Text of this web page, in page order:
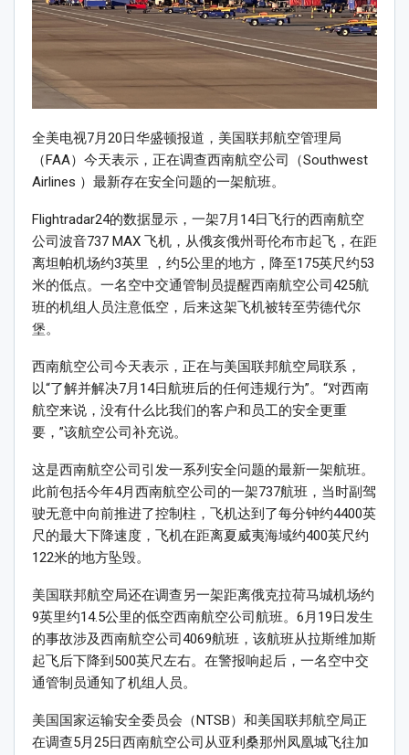
全美电视7月20日华盛顿报道，美国联邦航空管理局
（FAA）今天表示，正在调查西南航空公司（Southwest
Airlines ）最新存在安全问题的一架航班。
Flightradar24的数据显示，一架7月14日飞行的西南航空
公司波音737 MAX 飞机，从俄亥俄州哥伦布市起飞，在距
离坦帕机场约3英里 ，约5公里的地方，降至175英尺约53
米的低点。一名空中交通管制员提醒西南航空公司425航
班的机组人员注意低空，后来这架飞机被转至劳德代尔
堡。
西南航空公司今天表示，正在与美国联邦航空局联系，
以“了解并解决7月14日航班后的任何违规行为”。“对西南
航空来说，没有什么比我们的客户和员工的安全更重
要，”该航空公司补充说。
这是西南航空公司引发一系列安全问题的最新一架航班。
此前包括今年4月西南航空公司的一架737航班，当时副驾
驶无意中向前推进了控制柱，飞机达到了每分钟约4400英
尺的最大下降速度，飞机在距离夏威夷海域约400英尺约
122米的地方坠毁。
美国联邦航空局还在调查另一架距离俄克拉荷马城机场约
9英里约14.5公里的低空西南航空公司航班。6月19日发生
的事故涉及西南航空公司4069航班，该航班从拉斯维加斯
起飞后下降到500英尺左右。在警报响起后，一名空中交
通管制员通知了机组人员。
美国国家运输安全委员会（NTSB）和美国联邦航空局正
在调查5月25日西南航空公司从亚利桑那州凤凰城飞往加